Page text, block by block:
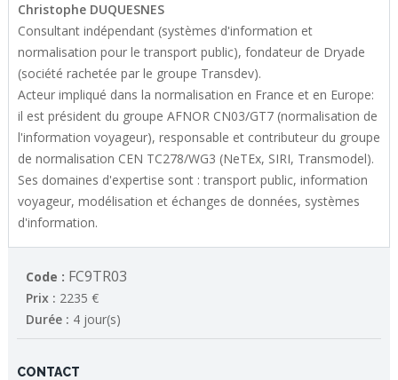
Christophe DUQUESNES
Consultant indépendant (systèmes d'information et
normalisation pour le transport public), fondateur de Dryade
(société rachetée par le groupe Transdev).
Acteur impliqué dans la normalisation en France et en Europe:
il est président du groupe AFNOR CN03/GT7 (normalisation de
l'information voyageur), responsable et contributeur du groupe
de normalisation CEN TC278/WG3 (NeTEx, SIRI, Transmodel).
Ses domaines d'expertise sont : transport public, information
voyageur, modélisation et échanges de données, systèmes
d'information.
Code : FC9TR03
Prix : 2235 €
Durée : 4 jour(s)
CONTACT